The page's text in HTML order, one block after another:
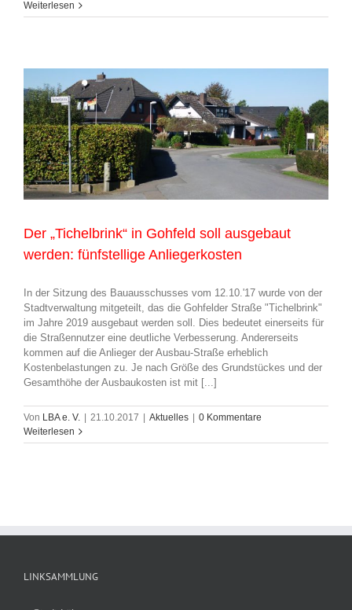
Weiterlesen
Der „Tichelbrink“ in Gohfeld soll ausgebaut
werden: fünfstellige Anliegerkosten
In der Sitzung des Bauausschusses vom 12.10.'17 wurde von der
Stadtverwaltung mitgeteilt, das die Gohfelder Straße "Tichelbrink"
im Jahre 2019 ausgebaut werden soll. Dies bedeutet einerseits für
die Straßennutzer eine deutliche Verbesserung. Andererseits
kommen auf die Anlieger der Ausbau-Straße erheblich
Kostenbelastungen zu. Je nach Größe des Grundstückes und der
Gesamthöhe der Ausbaukosten ist mit [...]
Von LBA e. V. | 21.10.2017 | Aktuelles | 0 Kommentare
Weiterlesen
LINKSAMMLUNG